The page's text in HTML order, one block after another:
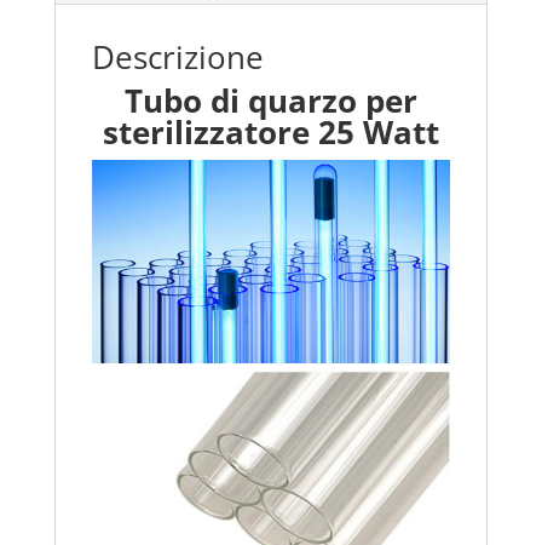
Descrizione
Tubo di quarzo per
sterilizzatore 25 Watt